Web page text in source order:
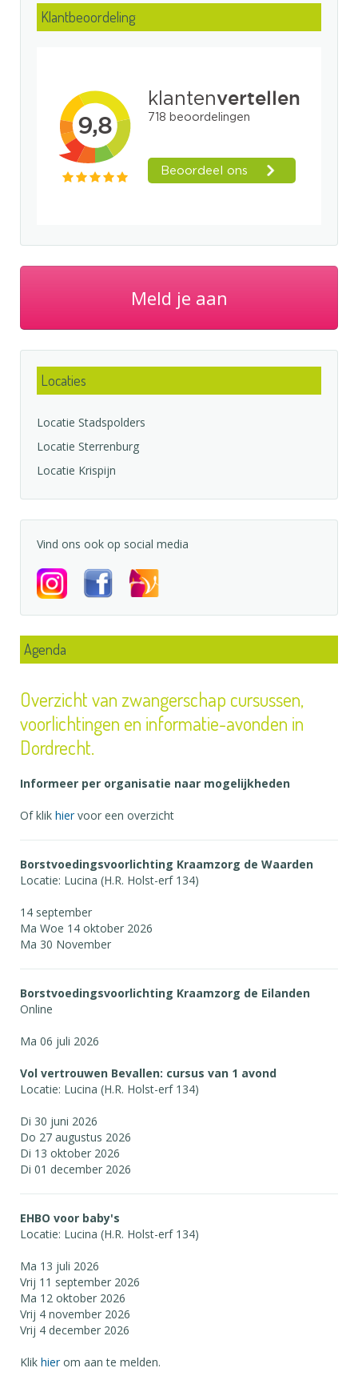
Klantbeoordeling
Meld je aan
Locaties
Locatie Stadspolders
Locatie Sterrenburg
Locatie Krispijn
Vind ons ook op social media
Agenda
Overzicht van zwangerschap cursussen,
voorlichtingen en informatie-avonden in
Dordrecht.
Informeer per organisatie naar mogelijkheden
Of klik hiervoor een overzicht
Borstvoedingsvoorlichting Kraamzorg de Waarden
Locatie: Lucina (H.R. Holst-erf 134)
14 september
Ma Woe 14 oktober 2026
Ma 30 November
Borstvoedingsvoorlichting Kraamzorg de Eilanden
Online
Ma 06 juli 2026
Vol vertrouwen Bevallen: cursus van 1 avond
Locatie: Lucina (H.R. Holst-erf 134)
Di 30 juni 2026
Do 27 augustus 2026
Di 13 oktober 2026
Di 01 december 2026
EHBO voor baby's
Locatie: Lucina (H.R. Holst-erf 134)
Ma 13 juli 2026
Vrij 11 september 2026
Ma 12 oktober 2026
Vrij 4 november 2026
Vrij 4 december 2026
Klik hierom aan te melden.